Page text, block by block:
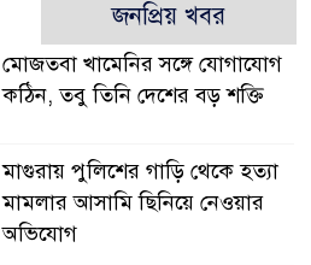
জনপ্রিয় খবর
মোজতবা খামেনির সঙ্গে যোগাযোগ
কঠিন, তবু তিনি দেশের বড় শক্তি
মাগুরায় পুলিশের গাড়ি থেকে হত্যা
মামলার আসামি ছিনিয়ে নেওয়ার
অভিযোগ